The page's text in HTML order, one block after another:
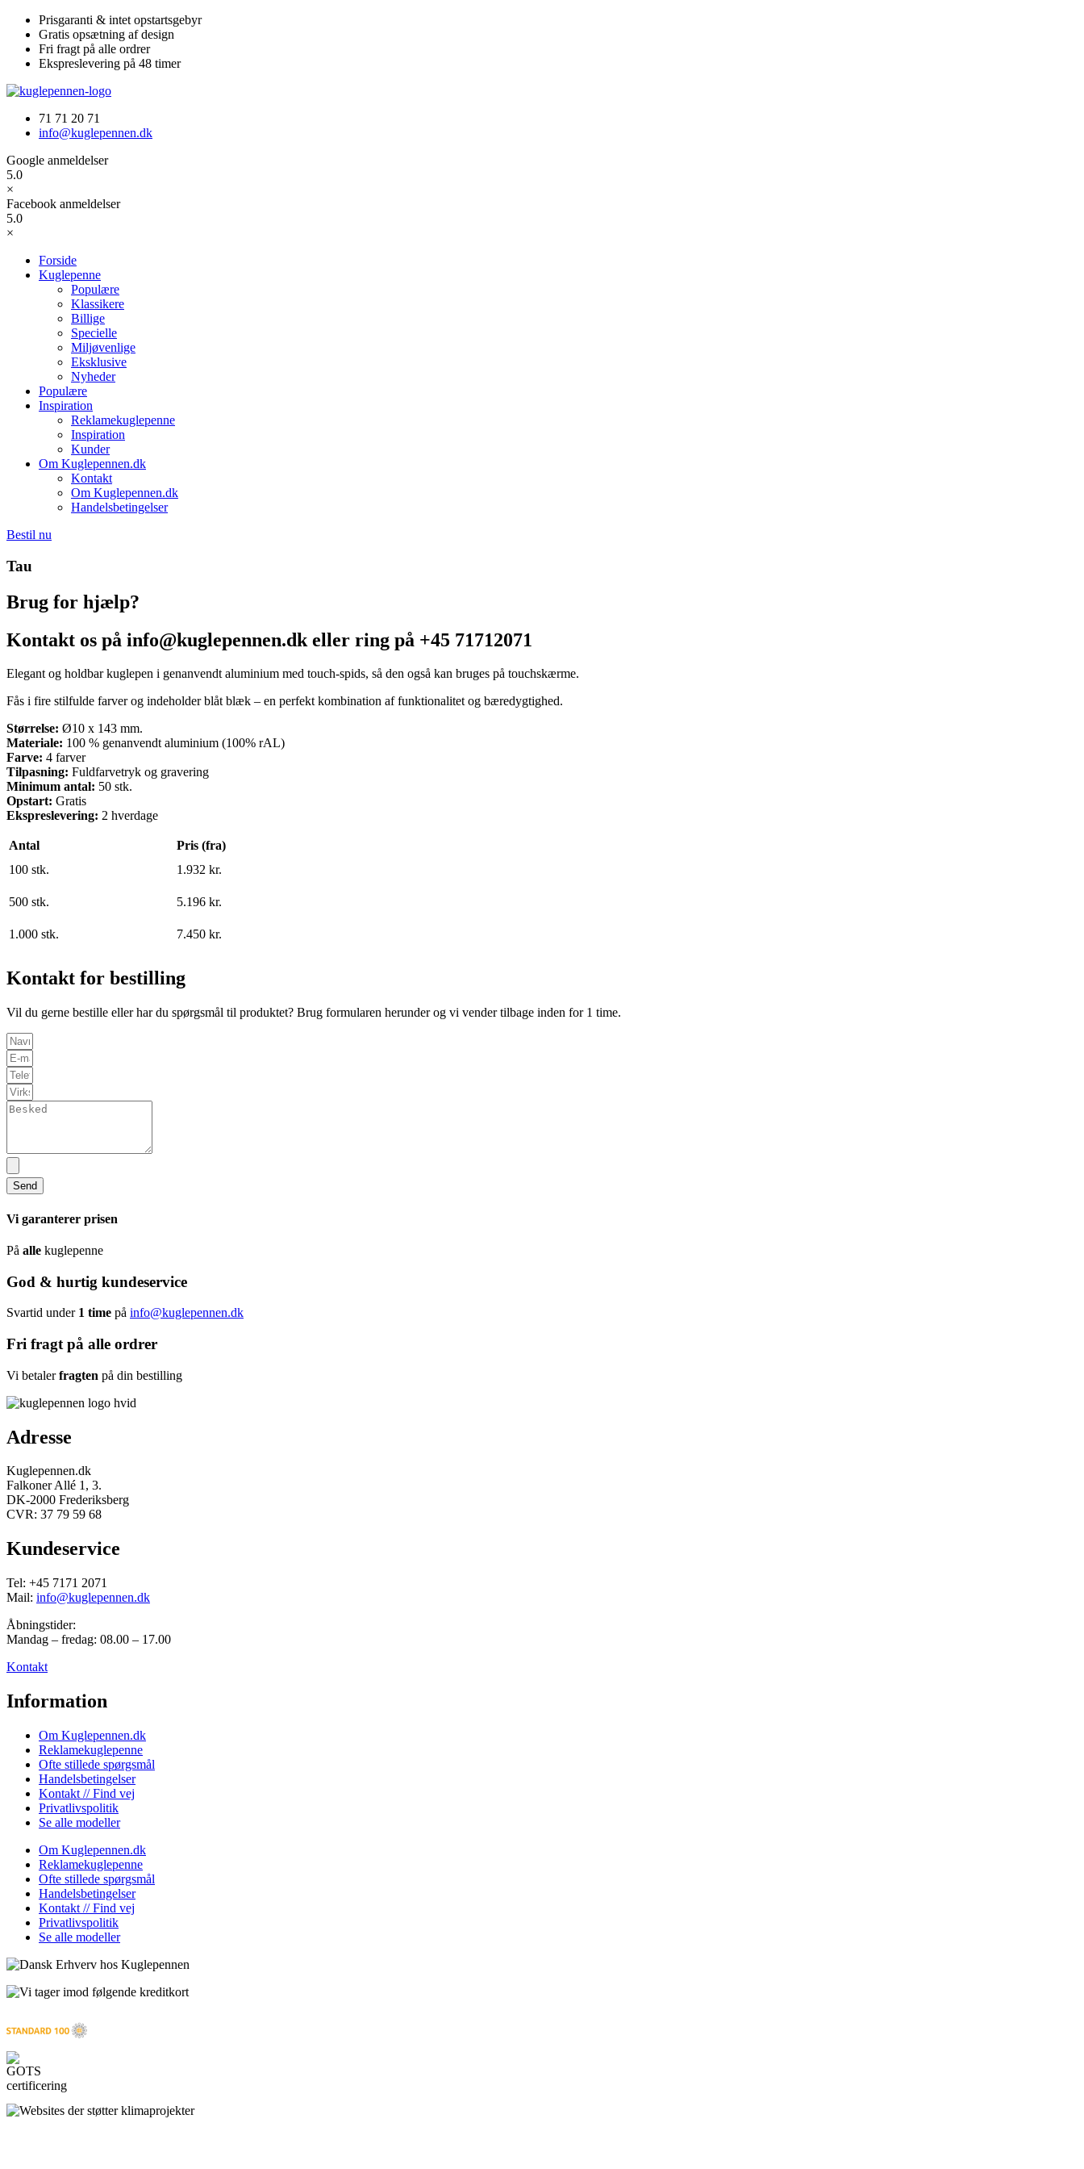
Videre
indhold
Prisgaranti & intet opstartsgebyr
Gratis opsætning af design
Fri fragt på alle ordrer
Ekspreslevering på 48 timer
71 71 20 71
info@kuglepennen.dk
Google anmeldelser
5.0
×
Facebook anmeldelser
5.0
×
Forside
Kuglepenne
Populære
Klassikere
Billige
Specielle
Miljøvenlige
Eksklusive
Nyheder
Populære
Inspiration
Reklamekuglepenne
Inspiration
Kunder
Om Kuglepennen.dk
Kontakt
Om Kuglepennen.dk
Handelsbetingelser
Bestil nu
Tau
Brug for hjælp?
Kontakt os på info@kuglepennen.dk eller ring på +45 71712071
Elegant og holdbar kuglepen i genanvendt aluminium med touch-spids, så den også kan bruges på touchskærme.
Fås i fire stilfulde farver og indeholder blåt blæk – en perfekt kombination af funktionalitet og bæredygtighed.
Størrelse: Ø10 x 143 mm.
Materiale: 100 % genanvendt aluminium (100% rAL)
Farve: 4 farver
Tilpasning: Fuldfarvetryk og gravering
Minimum antal: 50 stk.
Opstart: Gratis
Ekspreslevering: 2 hverdage
Antal
Pris (fra)
100 stk.
1.932 kr.
500 stk. 5.196 kr.
1.000 stk. 7.450 kr.
Kontakt for bestilling
Vil du gerne bestille eller har du spørgsmål til produktet? Brug formularen herunder og vi vender tilbage inden for 1 time.
Send
Vi garanterer prisen
På alle kuglepenne
God & hurtig kundeservice
Svartid under 1 time på info@kuglepennen.dk
Fri fragt på alle ordrer
Vi betalerfragten på din bestilling
Adresse
Kuglepennen.dk
Falkoner Allé 1, 3.
DK-2000 Frederiksberg
CVR: 37 79 59 68
Kundeservice
Tel: +45 7171 2071
Mail: info@kuglepennen.dk
Åbningstider:
Mandag – fredag: 08.00 – 17.00
Kontakt
Information
Om Kuglepennen.dk
Reklamekuglepenne
Ofte stillede spørgsmål
Handelsbetingelser
Kontakt // Find vej
Privatlivspolitik
Se alle modeller
Om Kuglepennen.dk
Reklamekuglepenne
Ofte stillede spørgsmål
Handelsbetingelser
Kontakt // Find vej
Privatlivspolitik
Se alle modeller